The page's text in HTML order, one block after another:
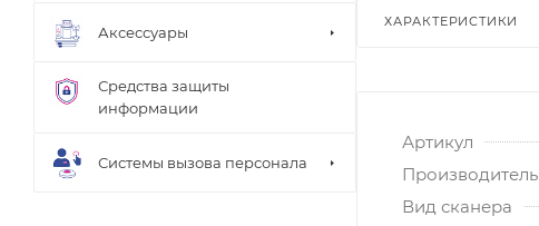
ХАРАКТЕРИСТИКИ
Артикул
Производитель
Вид сканера
Аксессуары
Средства защиты
информации
Системы вызова персонала